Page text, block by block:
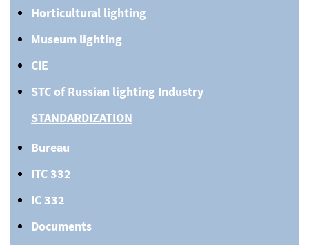
Horticultural lighting
Museum lighting
CIE
STC of Russian lighting Industry
STANDARDIZATION
Bureau
ITC 332
IC 332
Documents